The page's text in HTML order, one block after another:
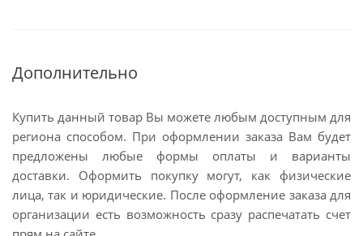
Дополнительно
Купить данный товар Вы можете любым доступным для
региона способом. При оформлении заказа Вам будет
предложены любые формы оплаты и варианты
доставки. Оформить покупку могут, как физические
лица, так и юридические. После оформление заказа для
организации есть возможность сразу распечатать счет